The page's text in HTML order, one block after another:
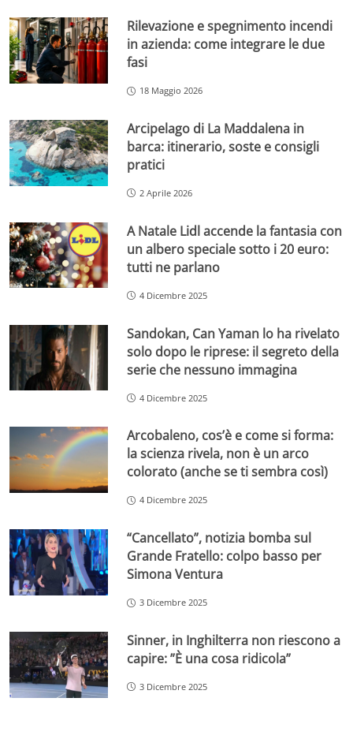
Rilevazione e spegnimento incendi
in azienda: come integrare le due
fasi
18 Maggio 2026
Arcipelago di La Maddalena in
barca: itinerario, soste e consigli
pratici
2 Aprile 2026
A Natale Lidl accende la fantasia con
un albero speciale sotto i 20 euro:
tutti ne parlano
4 Dicembre 2025
Sandokan, Can Yaman lo ha rivelato
solo dopo le riprese: il segreto della
serie che nessuno immagina
4 Dicembre 2025
Arcobaleno, cos’è e come si forma:
la scienza rivela, non è un arco
colorato (anche se ti sembra così)
4 Dicembre 2025
“Cancellato”, notizia bomba sul
Grande Fratello: colpo basso per
Simona Ventura
3 Dicembre 2025
Sinner, in Inghilterra non riescono a
capire: ”È una cosa ridicola”
3 Dicembre 2025